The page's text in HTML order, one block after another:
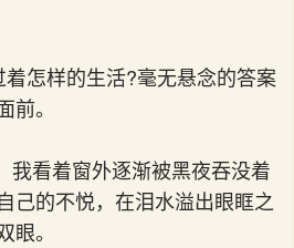
怎样的生活?毫无悬念的答案
。
我看着窗外逐渐被黑夜吞没着
己的不悦，在泪水溢出眼眶之
。